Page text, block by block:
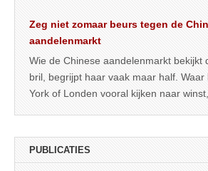
Zeg niet zomaar beurs tegen de
aandelenmarkt
Wie de Chinese aandelenmarkt bekijkt
bril, begrijpt haar vaak maar half. Waar
York of Londen vooral kijken naar winst,
PUBLICATIES